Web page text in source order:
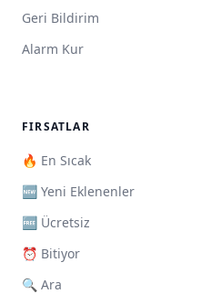
Geri Bildirim
Alarm Kur
FIRSATLAR
🔥 En Sıcak
🆕 Yeni Eklenenler
🆓 Ücretsiz
⏰ Bitiyor
🔍 Ara